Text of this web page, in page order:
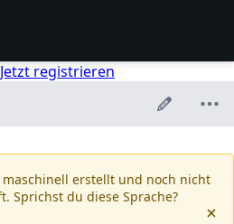
Jetzt registrieren
erstellt und noch nicht
Sprichst du diese Sprache?